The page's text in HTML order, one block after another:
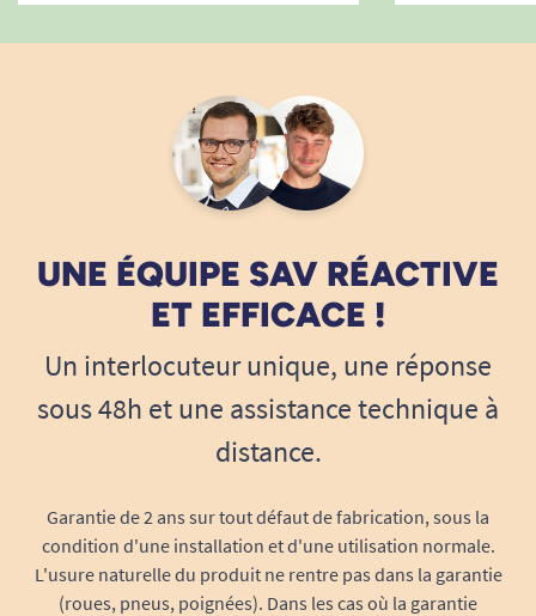
UNE ÉQUIPE SAV RÉACTIVE
ET EFFICACE !
Un interlocuteur unique, une réponse
sous 48h et une assistance technique à
distance.
Garantie de 2 ans sur tout défaut de fabrication, sous la
condition d'une installation et d'une utilisation normale.
L'usure naturelle du produit ne rentre pas dans la garantie
(roues, pneus, poignées). Dans les cas où la garantie